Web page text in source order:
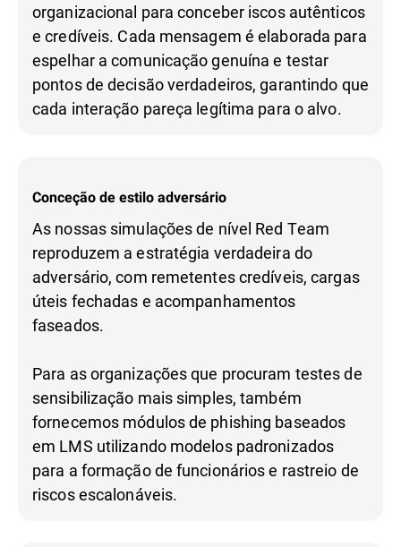
organizacional para conceber iscos autênticos
e credíveis. Cada mensagem é elaborada para
espelhar a comunicação genuína e testar
pontos de decisão verdadeiros, garantindo que
cada interação pareça legítima para o alvo.
Conceção de estilo adversário
As nossas simulações de nível Red Team
reproduzem a estratégia verdadeira do
adversário, com remetentes credíveis, cargas
úteis fechadas e acompanhamentos
faseados.
Para as organizações que procuram testes de
sensibilização mais simples, também
fornecemos módulos de phishing baseados
em LMS utilizando modelos padronizados
para a formação de funcionários e rastreio de
riscos escalonáveis.